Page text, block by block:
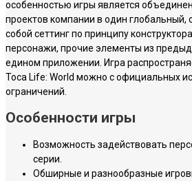
особенностью игры является
проектов компании в один
собой сеттинг по принципу
персонажи, прочие элементы из
едином приложении. Игра
Toca Life: World можно с официальных
ограничений.
Особенности игры
Возможность задействовать
серии.
Обширные и разнообразные